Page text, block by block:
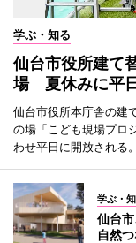
学ぶ・知る
仙台市役所建て
場 夏休みに平
仙台市役所本庁舎の建
の場「こども現場プロ
わせ平日に開放される。
学ぶ・
仙台
自然